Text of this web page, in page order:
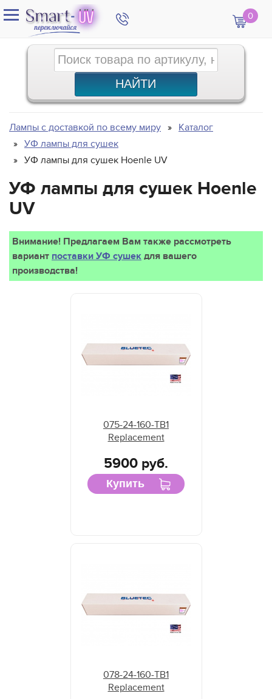
0
Лампы с доставкой по всему миру
Каталог
УФ лампы для сушек
УФ лампы для сушек Hoenle UV
УФ лампы для сушек Hoenle
UV
Внимание! Предлагаем Вам также рассмотреть
вариант поставки УФ сушек для вашего
производства!
075-24-160-TB1
Replacement
5900 руб.
Купить
078-24-160-TB1
Replacement